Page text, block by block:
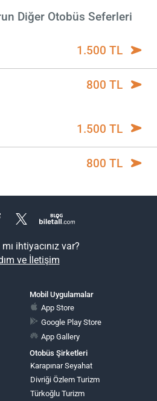
Diğer Otobüs Seferleri
1.500 TL
800 TL
1.500 TL
800 TL
ihtiyacınız var?
ve İletişim
Mobil Uygulamalar
App Store
Google Play Store
App Gallery
Otobüs Şirketleri
Karapınar Seyahat
Divriği Özlem Turizm
Türkoğlu Turizm